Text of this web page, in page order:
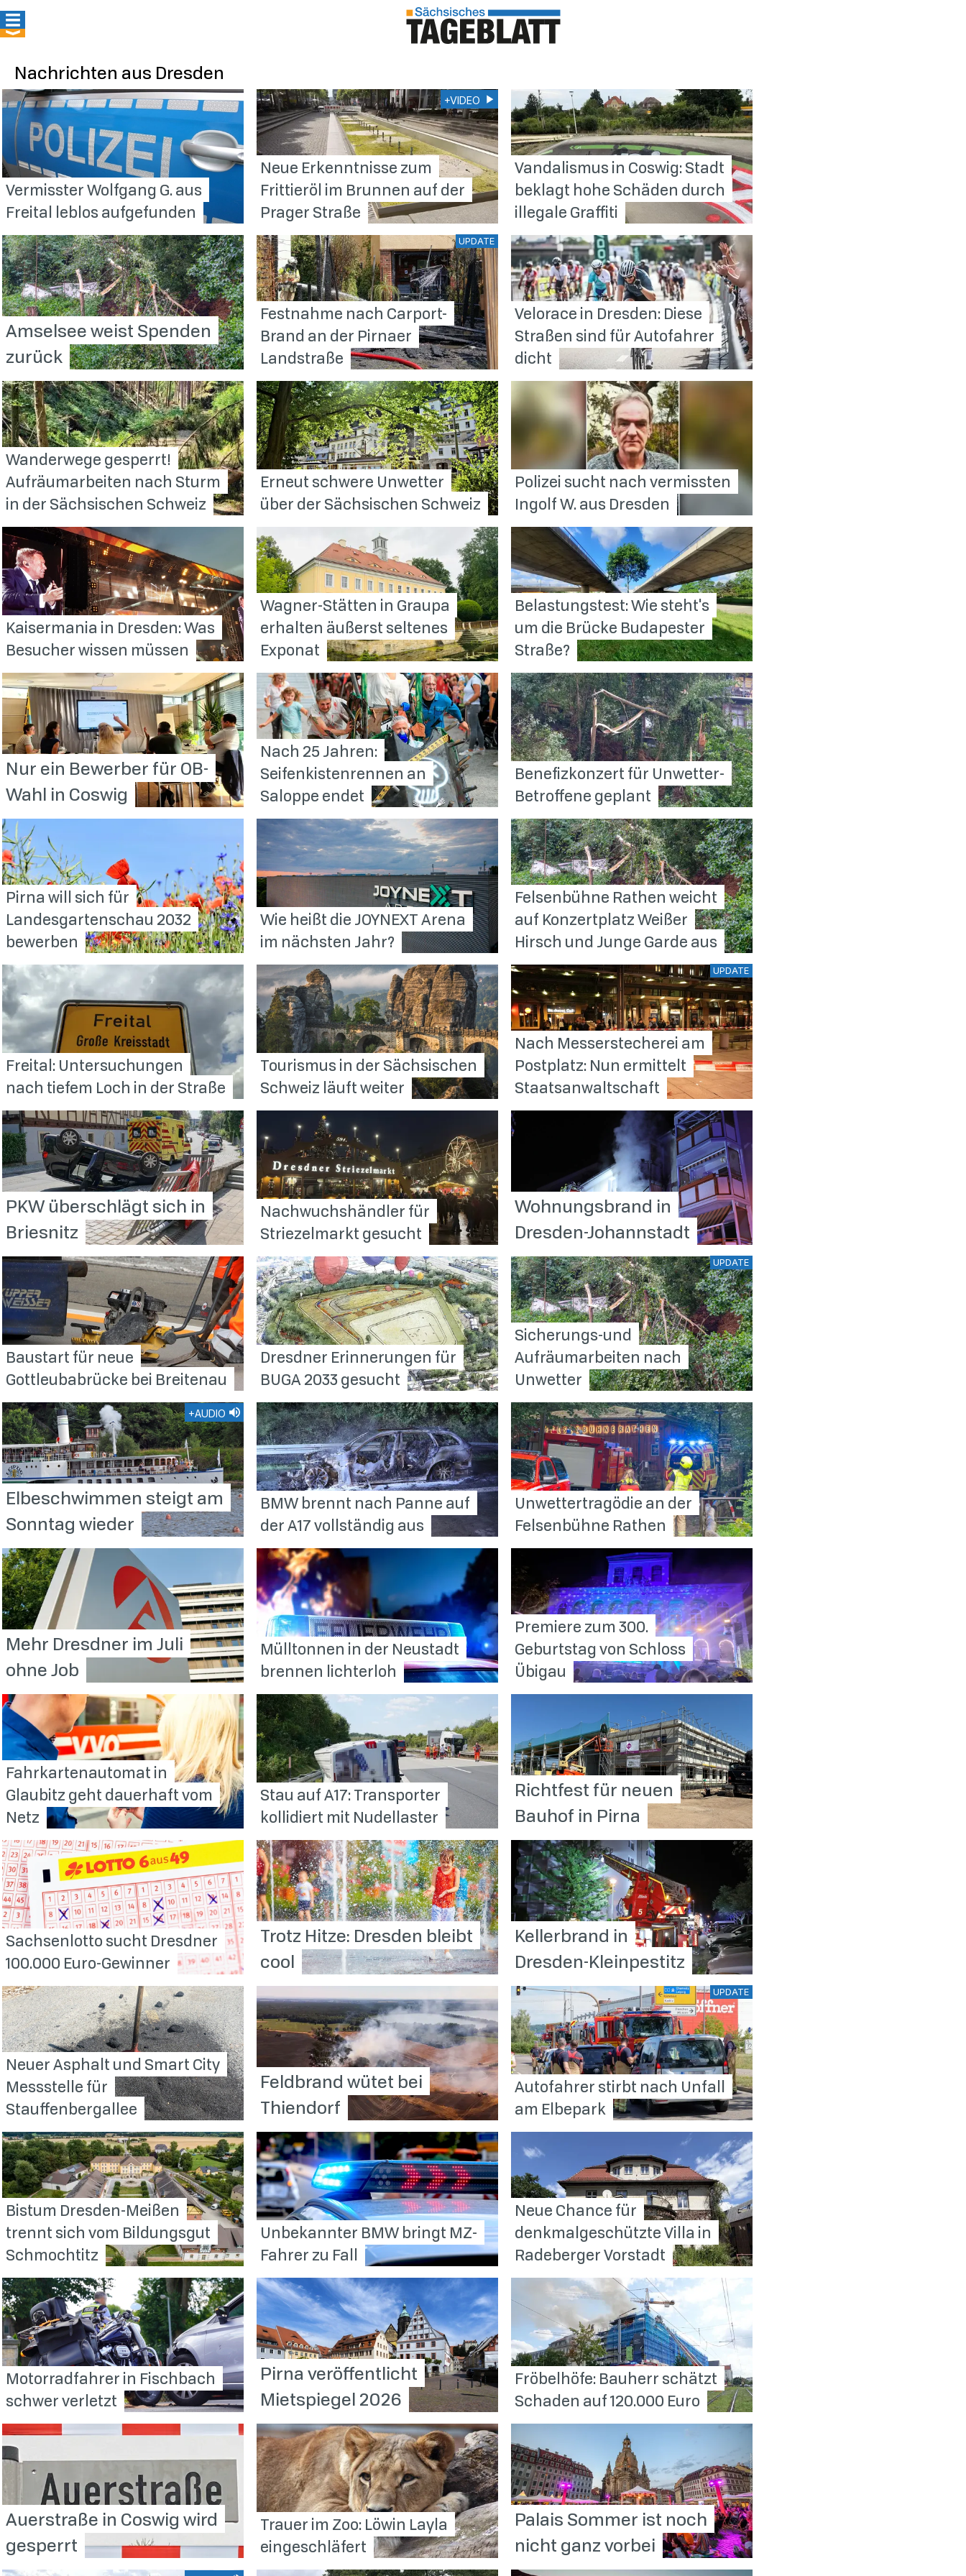
Nachrichten aus Dresden
Vermisster Wolfgang G. aus
Freital leblos aufgefunden
Neue Erkenntnisse zum
Frittieröl im Brunnen auf der
Prager Straße
+VIDEO
Vandalismus in Coswig: Stadt
beklagt hohe Schäden durch
illegale Graffiti
Amselsee weist Spenden
zurück
Festnahme nach Carport-
Brand an der Pirnaer
Landstraße
UPDATE
Velorace in Dresden: Diese
Straßen sind für Autofahrer
dicht
Wanderwege gesperrt!
Aufräumarbeiten nach Sturm
in der Sächsischen Schweiz
Erneut schwere Unwetter
über der Sächsischen Schweiz
Polizei sucht nach vermissten
Ingolf W. aus Dresden
Kaisermania in Dresden: Was
Besucher wissen müssen
Wagner-Stätten in Graupa
erhalten äußerst seltenes
Exponat
Belastungstest: Wie steht's
um die Brücke Budapester
Straße?
Nur ein Bewerber für OB-
Wahl in Coswig
Nach 25 Jahren:
Seifenkistenrennen an
Saloppe endet
Benefizkonzert für Unwetter-
Betroffene geplant
Pirna will sich für
Landesgartenschau 2032
bewerben
Wie heißt die JOYNEXT Arena
im nächsten Jahr?
Felsenbühne Rathen weicht
auf Konzertplatz Weißer
Hirsch und Junge Garde aus
Freital: Untersuchungen
nach tiefem Loch in der Straße
Tourismus in der Sächsischen
Schweiz läuftweiter
Nach Messerstecherei am
Postplatz: Nun ermittelt
Staatsanwaltschaft
UPDATE
PKW überschlägt sich in
Briesnitz
Nachwuchshändler für
Striezelmarkt gesucht
Wohnungsbrand in
Dresden-Johannstadt
Baustart für neue
Gottleubabrücke bei Breitenau
Dresdner Erinnerungen für
BUGA 2033 gesucht
Sicherungs-und
Aufräumarbeiten nach
Unwetter
UPDATE
Elbeschwimmen steigt am
Sonntagwieder
+AUDIO
BMW brennt nach Panne auf
der A17 vollständig aus
Unwettertragödie an der
Felsenbühne Rathen
Mehr Dresdner im Juli
ohneJob
Mülltonnen in der Neustadt
brennen lichterloh
Premiere zum 300.
Geburtstag von Schloss
Übigau
Fahrkartenautomat in
Glaubitz geht dauerhaft vom
Netz
Stau auf A17: Transporter
kollidiert mit Nudellaster
Richtfest für neuen
Bauhof in Pirna
Sachsenlotto sucht Dresdner
100.000 Euro-Gewinner
Trotz Hitze: Dresden bleibt
cool
Kellerbrand in
Dresden-Kleinpestitz
Neuer Asphalt und Smart City
Messstelle für
Stauffenbergallee
Feldbrand wütet bei
Thiendorf
Autofahrer stirbt nach Unfall
am Elbepark
UPDATE
Bistum Dresden-Meißen
trennt sich vom Bildungsgut
Schmochtitz
Unbekannter BMW bringt MZ-
Fahrer zu Fall
Neue Chance für
denkmalgeschützte Villa in
RadebergerVorstadt
Motorradfahrer in Fischbach
schwerverletzt
Pirna veröffentlicht
Mietspiegel 2026
Fröbelhöfe: Bauherr schätzt
Schaden auf 120.000 Euro
Auerstraße in Coswig wird
gesperrt
Trauer im Zoo: Löwin Layla
eingeschläfert
Palais Sommer ist noch
nicht ganzvorbei